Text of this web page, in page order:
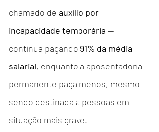
chamado de auxílio por
incapacidade temporária —
continua pagando 91% da média
salarial, enquanto a aposentadoria
permanente paga menos, mesmo
sendo destinada a pessoas em
situação mais grave.